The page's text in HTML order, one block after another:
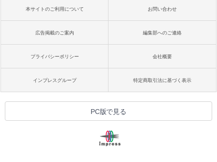
本サイトのご利用について お問い合わせ
広告掲載のご案内 編集部へのご連絡
プライバシーポリシー 会社概要
インプレスグループ 特定商取引法に基づく表示
PC版で見る